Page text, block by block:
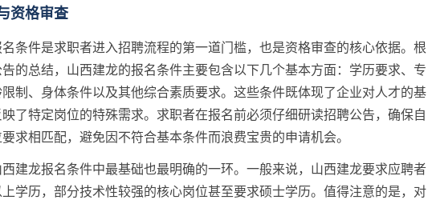
资格审查
条件是求职者进入招聘流程的第一道门槛，也是资格审查的核心依据。根
的总结，山西建龙的报名条件主要包含以下几个基本方面：学历要求、专
制、身体条件以及其他综合素质要求。这些条件既体现了企业对人才的基
了特定岗位的特殊需求。求职者在报名前必须仔细研读招聘公告，确保自
求相匹配，避免因不符合基本条件而浪费宝贵的申请机会。
建龙报名条件中最基础也最明确的一环。一般来说，山西建龙要求应聘者
学历，部分技术性较强的核心岗位甚至要求硕士学历。值得注意的是，对